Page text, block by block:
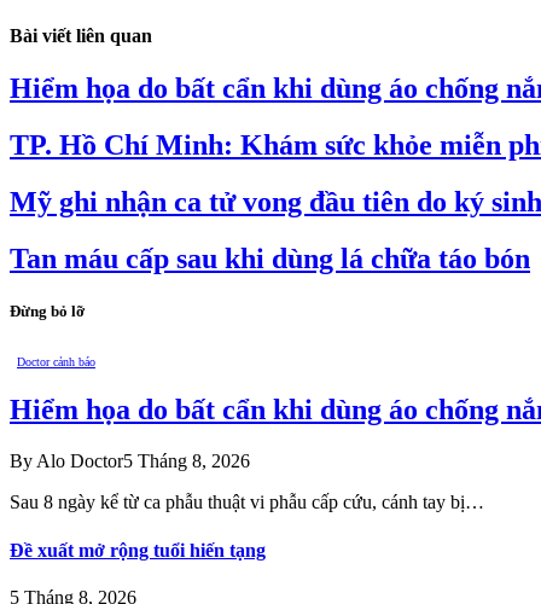
Bài viết liên quan
Hiểm họa do bất cẩn khi dùng áo chống
TP. Hồ Chí Minh: Khám sức khỏe miễn
Mỹ ghi nhận ca tử vong đầu tiên do ký
Tan máu cấp sau khi dùng lá chữa táo bón
Đừng bỏ lỡ
Doctor cảnh báo
Hiểm họa do bất cẩn khi dùng áo chống
By Alo Doctor5 Tháng 8, 2026
Sau 8 ngày kể từ ca phẫu thuật vi phẫu cấp cứu, cánh tay bị…
Đề xuất mở rộng tuổi hiến tạng
5 Tháng 8, 2026